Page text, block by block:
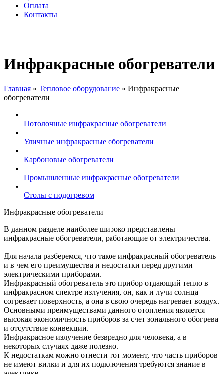
Оплата
Контакты
Инфракрасные обогреватели
Вы здесь
Главная » Тепловое оборудование » Инфракрасные
обогреватели
Потолочные инфракрасные обогреватели
Уличные инфракрасные обогреватели
Карбоновые обогреватели
Промышленные инфракрасные обогреватели
Столы с подогревом
Инфракрасные обогреватели
В данном разделе наиболее широко представлены
инфракрасные обогреватели, работающие от электричества.
Для начала разберемся, что такое инфракрасный обогреватель
и в чем его преимущества и недостатки перед другими
электрическими приборами.
Инфракрасный обогреватель это прибор отдающий тепло в
инфракрасном спектре излучения, он, как и лучи солнца
согревает поверхность, а она в свою очередь нагревает воздух.
Основными преимуществами данного отопления является
высокая экономичность приборов за счет зонального обогрева
и отсутствие конвекции.
Инфракрасное излучение безвредно для человека, а в
некоторых случаях даже полезно.
К недостаткам можно отнести тот момент, что часть приборов
не имеют вилки и для их подключения требуются знание в